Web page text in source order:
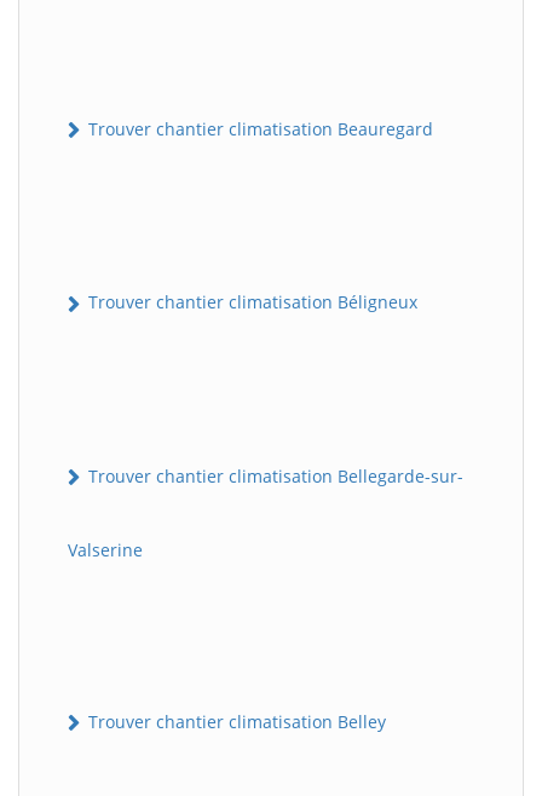
Trouver chantier climatisation Beauregard
Trouver chantier climatisation Béligneux
Trouver chantier climatisation Bellegarde-sur-
Valserine
Trouver chantier climatisation Belley